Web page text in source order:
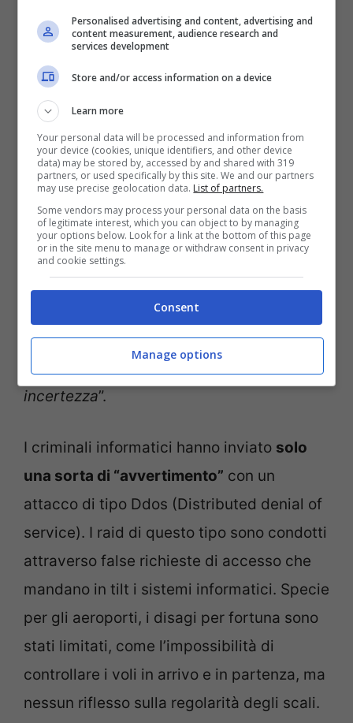
sicuramente di matrice russa“.
Considerando tutti gli elementi e i
precedenti attacchi contro Paesi
politicamente o militarmente vicini
all’Ucraina, è plausibile ipotizzare una
matrice russa dietro le azioni del gruppo. –
ha continuato Di Maria– Nonostante ciò,
considerando tutti i fattori che
determinanoun’attribuzione certa di
un’azione informatica, l’attribuzione certa
di un attacco informatico è sempre
complessa. E lascia spazio a margini di
incertezza”.
I criminali informatici hanno inviato solo
una sorta di “avvertimento” con un
attacco di tipo Ddos (Distributed denial of
service). I raid di questo tipo sono condotti
attraverso false richieste di accesso che
mandano in tilt i sistemi informatici. Specie
per gli aeroporti, i disagi per fortuna sono
stati limitati, come l’impossibilità di
controllare i voli in arrivo e in partenza, ma
nessun riflesso sulla regolarità degli scali.
Personalised advertising and content, advertising and
content measurement, audience research and
services development
Store and/or access information on a device
Learn more
Your personal data will be processed and information from
your device (cookies, unique identifiers, and other device
data) may be stored by, accessed by and shared with 319
partners, or used specifically by this site. We and our partners
may use precise geolocation data. List of partners.
Some vendors may process your personal data on the basis
of legitimate interest, which you can object to by managing
your options below. Look for a link at the bottom of this page
or in the site menu to manage or withdraw consent in privacy
and cookie settings.
Consent
Manage options